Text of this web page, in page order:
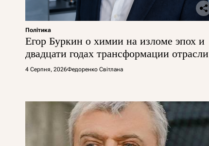
Політика
Егор Буркин о химии на изломе эпох и
двадцати годах трансформации отрасли
4 Серпня, 2026Федоренко Світлана